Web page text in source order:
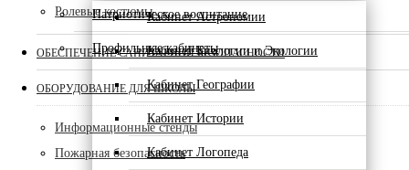
Патриотическое воспитание
Профильные кабинеты
Кабинет Астрономии
Кабинет Биологии и Экологии
Кабинет Географии
Кабинет Истории
Кабинет Логопеда
Ролевые костюмы
ОБЕСПЕЧЕНИЕ САНИТАРНОЙ БЕЗОПАСНОСТИ
ОБОРУДОВАНИЕ ДЛЯ ШКОЛЫ
Информационные стенды
Пожарная безопасность